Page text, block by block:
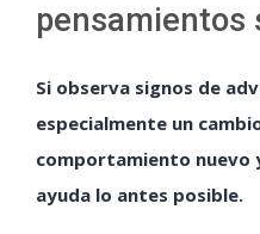
pensamientos
Si observa signos de
especialmente un
comportamiento nuevo
ayuda lo antes posible.